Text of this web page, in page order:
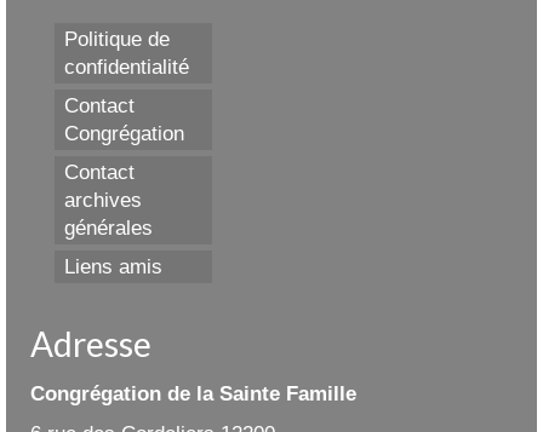
Politique de
confidentialité
Contact
Congrégation
Contact
archives
générales
Liens amis
Adresse
Congrégation de la Sainte Famille